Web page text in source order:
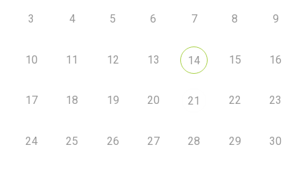
3 4 5 6 7 8 9
10 11 12 13 14 15 16
17 18 19 20 21 22 23
24 25 26 27 28 29 30